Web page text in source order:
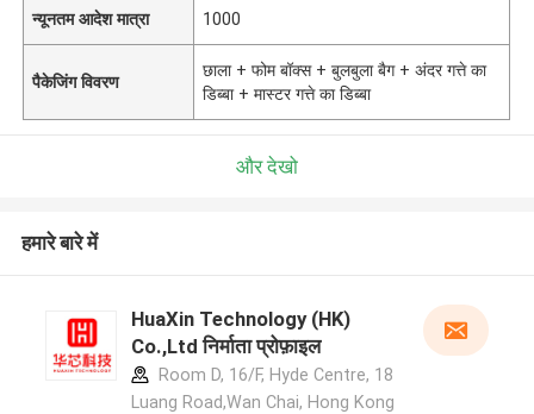
न्यूनतम आदेश मात्रा 1000
पैकेजिंग विवरण
छाला + फोम बॉक्स + बुलबुला बैग + अंदर गत्ते का
डिब्बा + मास्टर गत्ते का डिब्बा
और देखो
हमारे बारे में
HuaXin Technology (HK)
Co.,Ltd निर्माता प्रोफ़ाइल
Room D, 16/F, Hyde Centre, 18
Luang Road,Wan Chai, Hong Kong